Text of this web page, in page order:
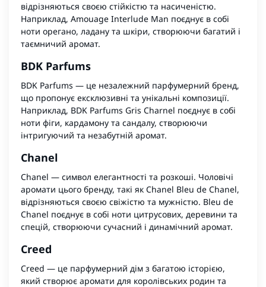
відрізняються своєю стійкістю та насиченістю.
Наприклад, Amouage Interlude Man поєднує в собі
ноти орегано, ладану та шкіри, створюючи багатий і
таємничий аромат.
BDK Parfums
BDK Parfums — це незалежний парфумерний бренд,
що пропонує ексклюзивні та унікальні композиції.
Наприклад, BDK Parfums Gris Charnel поєднує в собі
ноти фіги, кардамону та сандалу, створюючи
інтригуючий та незабутній аромат.
Chanel
Chanel — символ елегантності та розкоші. Чоловічі
аромати цього бренду, такі як Chanel Bleu de Chanel,
відрізняються своєю свіжістю та мужністю. Bleu de
Chanel поєднує в собі ноти цитрусових, деревини та
спецій, створюючи сучасний і динамічний аромат.
Creed
Creed — це парфумерний дім з багатою історією,
який створює аромати для королівських родин та